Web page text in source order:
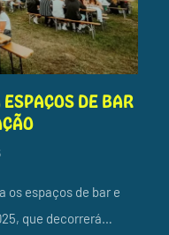
DE BAR
os espaços de bar e
que decorrerá…